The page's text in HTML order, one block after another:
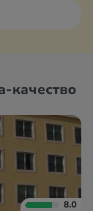
качество
8.0